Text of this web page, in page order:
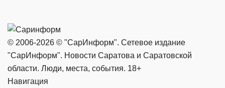
© 2006-2026 © "СарИнформ". Сетевое издание
"СарИнформ". Новости Саратова и Саратовской
области. Люди, места, события. 18+
Навигация